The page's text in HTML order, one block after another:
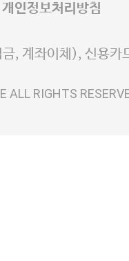
시스 에스크로 서비
개인정보처리방침
, 계좌이체), 신용카
ALL RIGHTS